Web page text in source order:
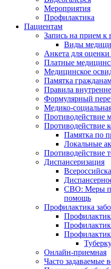
Мероприятия
Профилактика
Пациентам
Запись на прием к
Виды
Анкета для
Платные
Медицинское
Памятка
Правила
Формулярный
Медико-
Противодействие
Противодействие
Памятка по
Локальные
Противодействие
Диспансеризация
СВО: Меры
помощь
Профилактика
Онлайн-приемная
Часто задаваемые